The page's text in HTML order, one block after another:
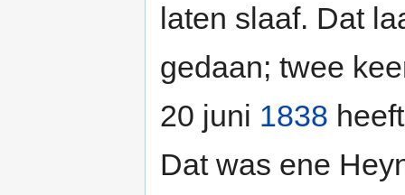
laten slaaf. Dat
gedaan; twee
20 juni 1838
Dat was ene